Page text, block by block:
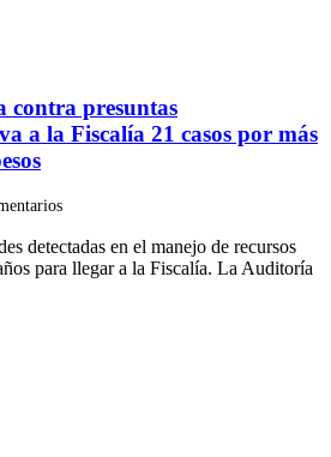
contra presuntas
a la Fiscalía 21 casos por más
detectadas en el manejo de recursos
para llegar a la Fiscalía. La Auditoría